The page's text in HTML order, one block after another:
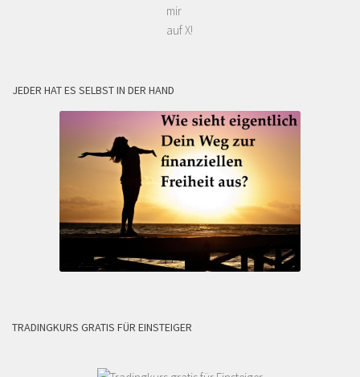
mir
auf X!
JEDER HAT ES SELBST IN DER HAND
TRADINGKURS GRATIS FÜR EINSTEIGER